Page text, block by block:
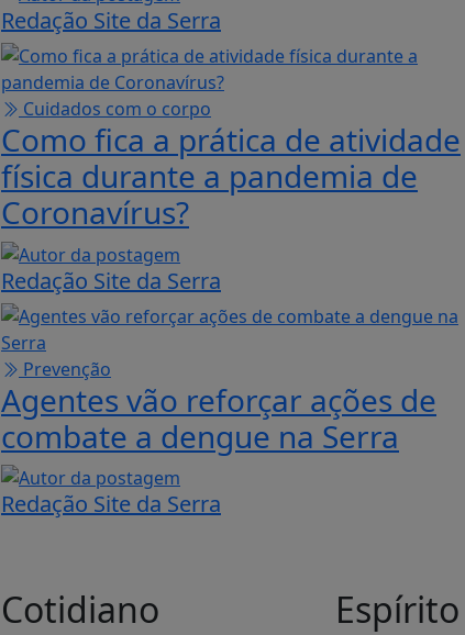
Redação Site da Serra
Cuidados com o corpo
Como fica a prática de atividade
física durante a pandemia de
Coronavírus?
Redação Site da Serra
Prevenção
Agentes vão reforçar ações de
combate a dengue na Serra
Redação Site da Serra
Cotidiano